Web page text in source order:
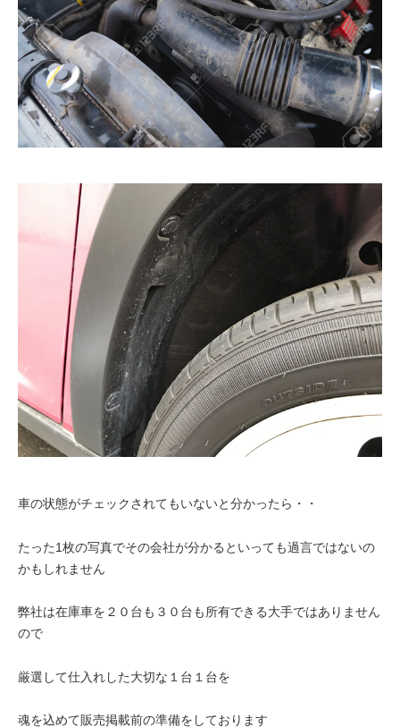
車の状態がチェックされてもいないと分かったら・・
たった1枚の写真でその会社が分かるといっても過言ではないの
かもしれません
弊社は在庫車を２０台も３０台も所有できる大手ではありません
ので
厳選して仕入れした大切な１台１台を
魂を込めて販売掲載前の準備をしております